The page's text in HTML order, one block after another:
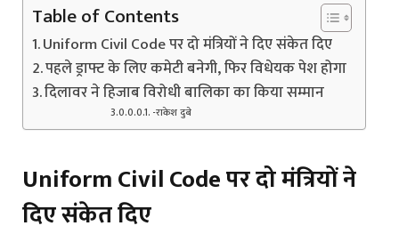
Table of Contents
Uniform Civil Code पर दो मंत्रियों ने दिए संकेत दिए
पहले ड्राफ्ट के लिए कमेटी बनेगी, फिर विधेयक पेश होगा
दिलावर ने हिजाब विरोधी बालिका का किया सम्मान
-राकेश दुबे
Uniform Civil Code पर दो मंत्रियों ने
दिए संकेत दिए